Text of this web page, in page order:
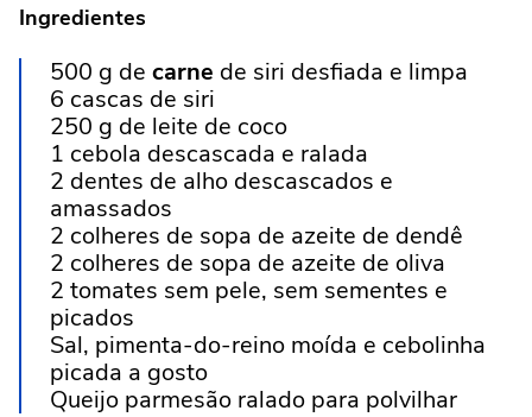
Ingredientes
500 g de carne de siri desfiada e limpa
6 cascas de siri
250 g de leite de coco
1 cebola descascada e ralada
2 dentes de alho descascados e
amassados
2 colheres de sopa de azeite de dendê
2 colheres de sopa de azeite de oliva
2 tomates sem pele, sem sementes e
picados
Sal, pimenta-do-reino moída e cebolinha
picada a gosto
Queijo parmesão ralado para polvilhar